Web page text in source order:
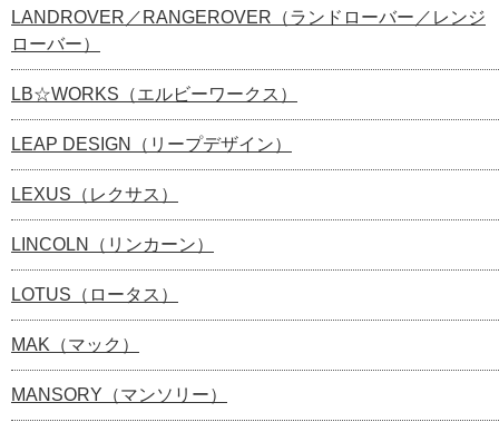
LANDROVER／RANGEROVER（ランドローバー／レンジ
ローバー）
LB☆WORKS（エルビーワークス）
LEAP DESIGN（リープデザイン）
LEXUS（レクサス）
LINCOLN（リンカーン）
LOTUS（ロータス）
MAK（マック）
MANSORY（マンソリー）